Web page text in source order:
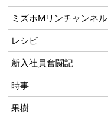
ミズホMリンチャンネル
レシピ
新入社員奮闘記
時事
果樹